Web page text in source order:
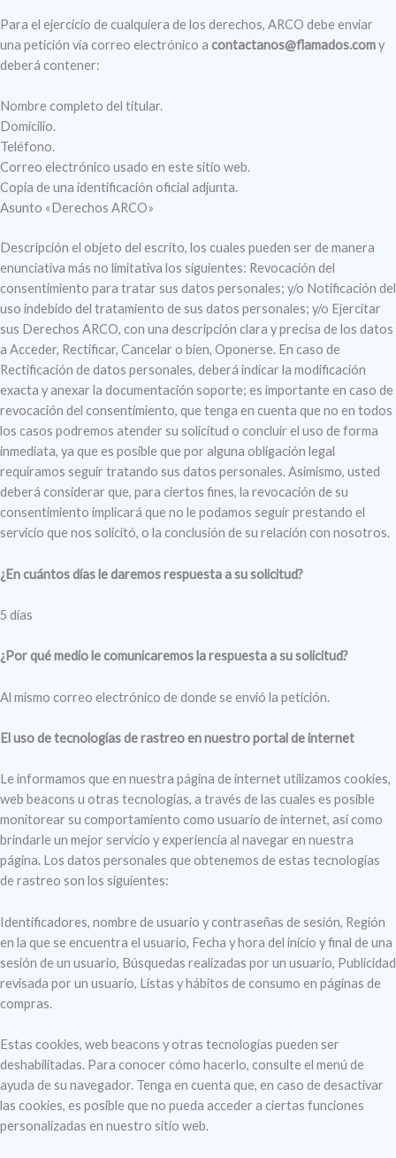
Para el ejercicio de cualquiera de los derechos, ARCO debe enviar
una petición vía correo electrónico a contactanos@flamados.comy
deberá contener:
Nombre completo del titular.
Domicilio.
Teléfono.
Correo electrónico usado en este sitio web.
Copia de una identificación oficial adjunta.
Asunto «Derechos ARCO»
Descripción el objeto del escrito, los cuales pueden ser de manera
enunciativa más no limitativa los siguientes: Revocación del
consentimiento para tratar sus datos personales; y/o Notificación del
uso indebido del tratamiento de sus datos personales; y/o Ejercitar
sus Derechos ARCO, con una descripción clara y precisa de los datos
a Acceder, Rectificar, Cancelar o bien, Oponerse. En caso de
Rectificación de datos personales, deberá indicar la modificación
exacta y anexar la documentación soporte; es importante en caso de
revocación del consentimiento, que tenga en cuenta que no en todos
los casos podremos atender su solicitud o concluir el uso de forma
inmediata, ya que es posible que por alguna obligación legal
requiramos seguir tratando sus datos personales. Asimismo, usted
deberá considerar que, para ciertos fines, la revocación de su
consentimiento implicará que no le podamos seguir prestando el
servicio que nos solicitó, o la conclusión de su relación con nosotros.
¿En cuántos días le daremos respuesta a su solicitud?
5 días
¿Por qué medio le comunicaremos la respuesta a su solicitud?
Al mismo correo electrónico de donde se envió la petición.
El uso de tecnologías de rastreo en nuestro portal de internet
Le informamos que en nuestra página de internet utilizamos cookies,
web beacons u otras tecnologías, a través de las cuales es posible
monitorear su comportamiento como usuario de internet, así como
brindarle un mejor servicio y experiencia al navegar en nuestra
página. Los datos personales que obtenemos de estas tecnologías
de rastreo son los siguientes:
Identificadores, nombre de usuario y contraseñas de sesión, Región
en la que se encuentra el usuario, Fecha y hora del inicio y final de una
sesión de un usuario, Búsquedas realizadas por un usuario, Publicidad
revisada por un usuario, Listas y hábitos de consumo en páginas de
compras.
Estas cookies, web beacons y otras tecnologías pueden ser
deshabilitadas. Para conocer cómo hacerlo, consulte el menú de
ayuda de su navegador. Tenga en cuenta que, en caso de desactivar
las cookies, es posible que no pueda acceder a ciertas funciones
personalizadas en nuestro sitio web.